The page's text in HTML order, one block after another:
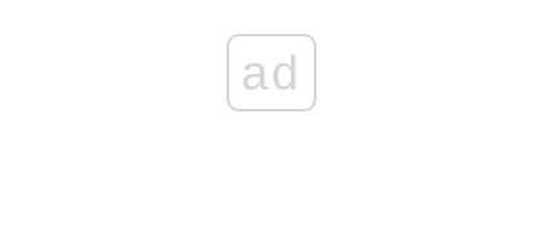
ad